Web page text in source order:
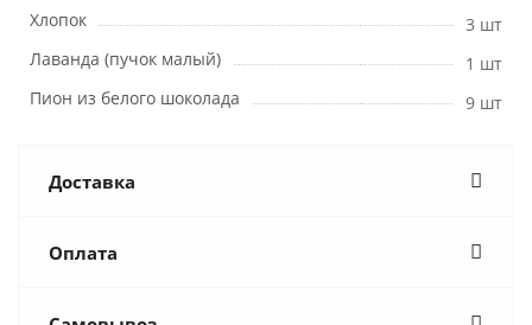
Хлопок
3 шт
Лаванда (пучок малый)
1 шт
Пион из белого шоколада
9 шт
Доставка
Оплата